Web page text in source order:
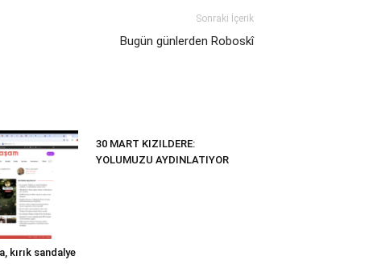
Sonraki İçerik
Bugün günlerden Roboskî
kırık sandalye
30 MART KIZILDERE:
YOLUMUZU AYDINLATIYOR